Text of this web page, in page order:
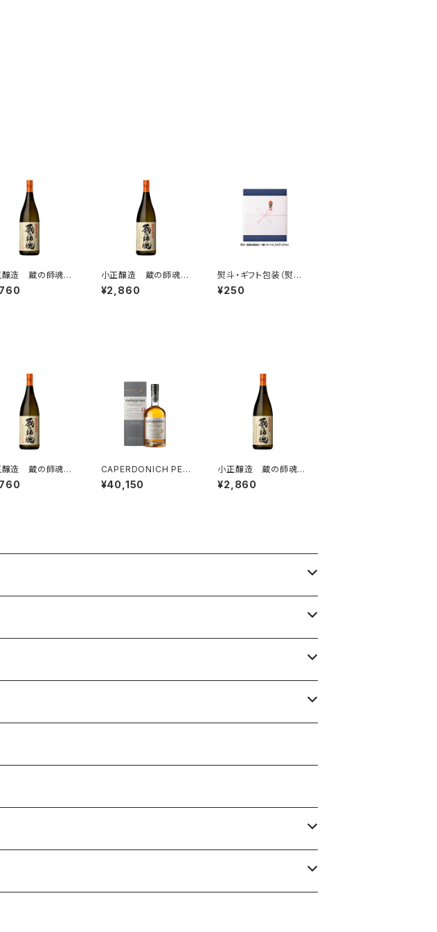
醸造 蔵の師魂
壺貯蔵 720ml
一升瓶
小正醸造 蔵の師魂
かめ壺貯蔵 1800ml
芋焼酎 一升瓶
¥2,860
熨斗・ギフト包装（熨斗・
包装を希望の場合は商
品と一緒にカートに入
¥250
醸造 蔵の師魂
壺貯蔵 720ml
一升瓶
CAPERDONICH PEA
TED キャパドニック ピ
ーティッド 21年 700ml
¥40,150
小正醸造 蔵の師魂
かめ壺貯蔵 1800ml
芋焼酎 一升瓶
¥2,860